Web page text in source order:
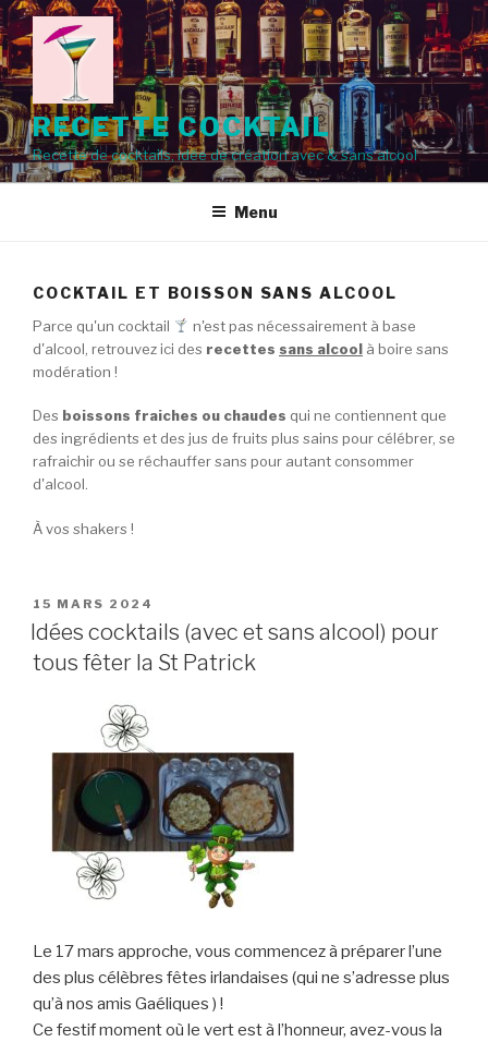
Aller
au
contenu
principal
RECETTE COCKTAIL
Recette de cocktails, idée de création avec & sans alcool
Menu
COCKTAIL ET BOISSON SANS ALCOOL
Parce qu'un cocktail
n'est pas nécessairement à base
d'alcool, retrouvez ici des recettes sans alcool à boire sans
modération !
Des boissons fraiches ou chaudes qui ne contiennent que
des ingrédients et des jus de fruits plus sains pour célébrer, se
rafraichir ou se réchauffer sans pour autant consommer
d'alcool.
À vos shakers !
PUBLIÉ
LE
15 MARS 2024
Idées cocktails (avec et sans alcool) pour
tous fêter la St Patrick
Le 17 mars approche, vous commencez à préparer l’une
des plus célèbres fêtes irlandaises (qui ne s’adresse plus
qu’à nos amis Gaéliques ) !
Ce festif moment où le vert est à l’honneur, avez-vous la